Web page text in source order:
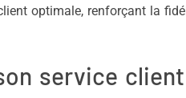
optimale, renforçant la
service